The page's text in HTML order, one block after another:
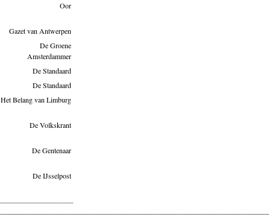
Oor
Gazet van Antwerpen
De Groene
Amsterdammer
De Standaard
De Standaard
Het Belang van Limburg
De Volkskrant
De Gentenaar
De IJsselpost